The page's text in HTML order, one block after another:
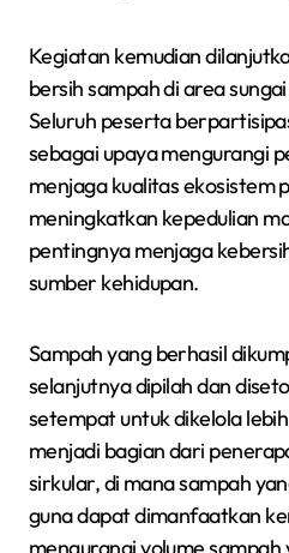
Kegiatan kemudian
bersih sampah di area
Seluruh peserta
sebagai upaya mengurangi
menjaga kualitas ekosistem
meningkatkan kepedulian
pentingnya menjaga
sumber kehidupan.
Sampah yang berhasil
selanjutnya dipilah dan
setempat untuk dikelola
menjadi bagian dari
sirkular, di mana sampah
guna dapat dimanfaatkan
mengurangi volume